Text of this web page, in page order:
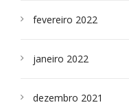
fevereiro 2022
janeiro 2022
dezembro 2021